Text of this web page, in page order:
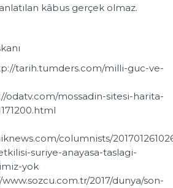
kâbus gerçek olmaz.
milli-guc-ve-
mossadin-sitesi-harita-
columnists/
suriye-anayasa-taslagi-
yok
2017/dunya/son-